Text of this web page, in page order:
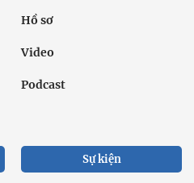
Hồ sơ
Video
Podcast
Sự kiện